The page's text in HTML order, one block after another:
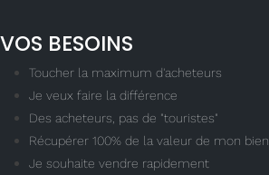
VOS BESOINS
Toucher la maximum d'acheteurs
Je veux faire la différence
Des acheteurs, pas de "touristes"
Récupérer 100% de la valeur de mon bien
Je souhaite vendre rapidement